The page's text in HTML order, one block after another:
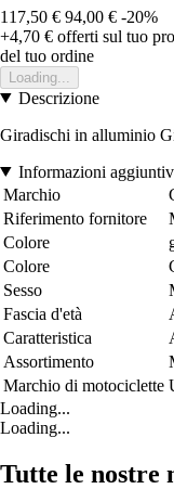
117,50 € 94,00 € -20%
+4,70 € offerti sul tuo
del tuo ordine
Loading...
Descrizione
Giradischi in alluminio
Informazioni
Marchio
Riferimento fornitore
Colore
Colore
Sesso
Fascia d'età
Caratteristica
Assortimento
Marchio di motociclette
Loading...
Loading...
Tutte le nostre